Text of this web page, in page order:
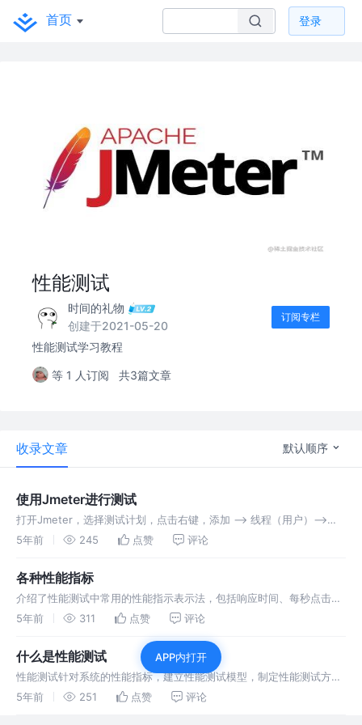
首页 登录
性能测试
时间的礼物
创建于2021-05-20
订阅专栏
性能测试学习教程
等 1 人订阅 共3篇文章
收录文章 默认顺序
使用Jmeter进行测试
打开Jmeter，选择测试计划，点击右键，添加 --> 线程（用户）-->
线程组。 设置线程数、循环次数等。 选择线程组，点击右键，添加 --
5年前 245 点赞 评论
各种性能指标
介绍了性能测试中常用的性能指示表示法，包括响应时间、每秒点击
数、每秒事务数、在MySQL中指每秒SQL数等等。
5年前 311 点赞 评论
什么是性能测试
性能测试针对系统的性能指标，建立性能测试模型，制定性能测试方
案，制定监控策略，在场景条件之下执行性能场景，分析判断性能瓶颈
5年前 251 点赞 评论
APP内打开